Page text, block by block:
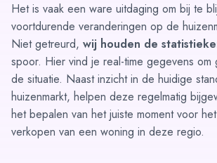
Het is vaak een ware uitdaging om bij te
voortdurende veranderingen op de
Niet getreurd, wij houden de
spoor. Hier vind je real-time gegevens
de situatie. Naast inzicht in de huidige
huizenmarkt, helpen deze regelmatig
het bepalen van het juiste moment voor
verkopen van een woning in deze regio.